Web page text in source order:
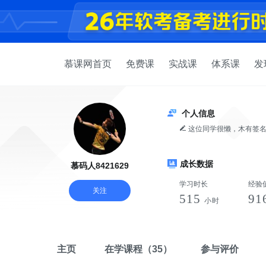
慕课网首页 免费课 实战课 体系课 发
慕码人8421629
关注
个人信息
这位同学很懒，木有签
成长数据
学习时长
515 小时
经验
主页 在学课程 （35） 参与评价